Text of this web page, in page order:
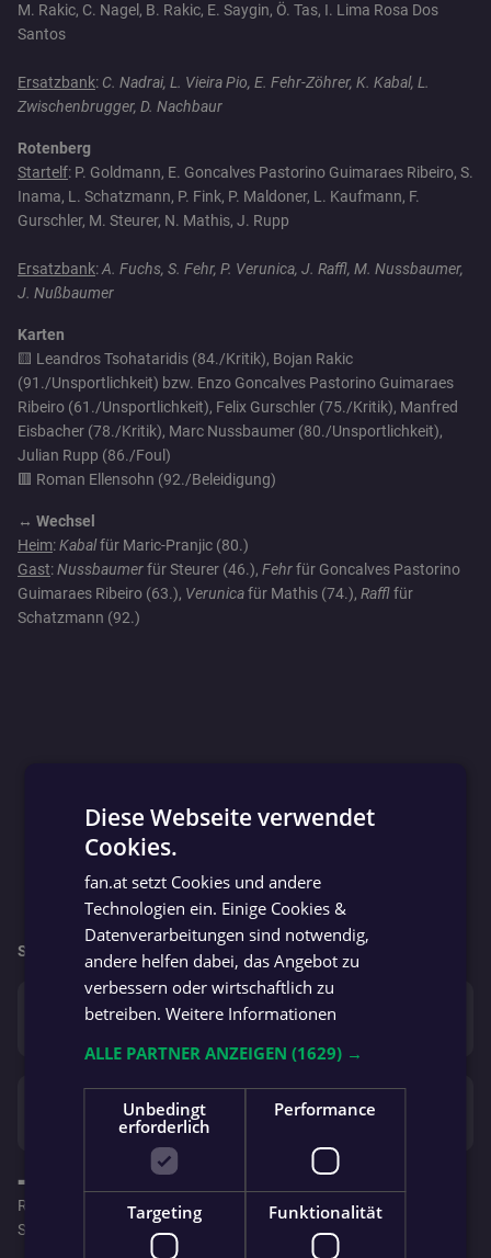
M. Rakic, C. Nagel, B. Rakic, E. Saygin, Ö. Tas, I. Lima Rosa Dos
Santos
Ersatzbank: C. Nadrai, L. Vieira Pio, E. Fehr-Zöhrer, K. Kabal, L.
Zwischenbrugger, D. Nachbaur
Rotenberg
Startelf: P. Goldmann, E. Goncalves Pastorino Guimaraes Ribeiro, S.
Inama, L. Schatzmann, P. Fink, P. Maldoner, L. Kaufmann, F.
Gurschler, M. Steurer, N. Mathis, J. Rupp
Ersatzbank:A. Fuchs, S. Fehr, P. Verunica, J. Raffl, M. Nussbaumer,
J. Nußbaumer
Karten
🟨 Leandros Tsohataridis (84./Kritik), Bojan Rakic
(91./Unsportlichkeit) bzw. Enzo Goncalves Pastorino Guimaraes
Ribeiro (61./Unsportlichkeit), Felix Gurschler (75./Kritik), Manfred
Eisbacher (78./Kritik), Marc Nussbaumer (80./Unsportlichkeit),
Julian Rupp (86./Foul)
🟥 Roman Ellensohn (92./Beleidigung)
↔️ Wechsel
Heim:Kabalfür Maric-Pranjic (80.)
Gast:Nussbaumerfür Steurer (46.), Fehrfür Goncalves Pastorino
Guimaraes Ribeiro (63.), Verunicafür Mathis (74.), Rafflfür
Schatzmann (92.)
So geht’s für beide Mannschaften weiter:
Kaufmann
Sa. 06.06.
4 : 5
FC Rotenberg Meusburger FC Wolfurt
➡️ Wenn du bei den Spielen vor Ort bist, melde dich gerne als
Reporter an, damit alle Fans erfahren, was gerade LIVE am
Spielfeld passiert!
Diese Webseite verwendet
Cookies.
fan.at setzt Cookies und andere
Technologien ein. Einige Cookies &
Datenverarbeitungen sind notwendig,
andere helfen dabei, das Angebot zu
verbessern oder wirtschaftlich zu
betreiben.Weitere Informationen
ALLE PARTNER ANZEIGEN(1629) →
Unbedingt
erforderlich
Performance
Targeting Funktionalität